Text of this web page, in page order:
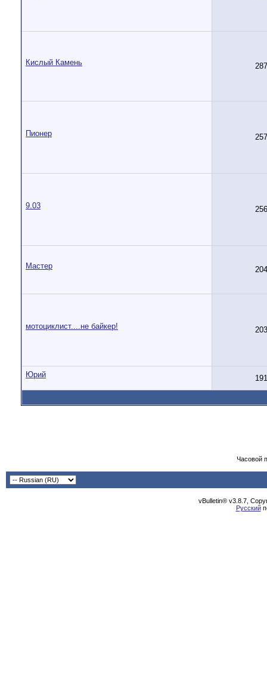
Кислый Камень 287
Пионер 257
9.03 256
Мастер 204
мотоциклист....не байкер! 203
Юрий 191
Часовой
vBulletin® v3.8.7,
Русский